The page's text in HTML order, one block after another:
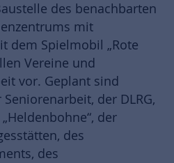
des benachbarten
mit
dem Spielmobil „Rote
Vereine und
vor. Geplant sind
der DLRG,
der
des
des